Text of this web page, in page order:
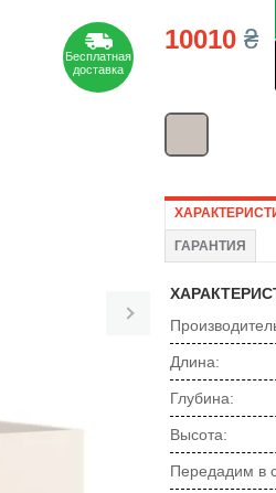
10010₴
ГАРАНТИЯ
Длина:
Глубина:
Высота:
Передадим в